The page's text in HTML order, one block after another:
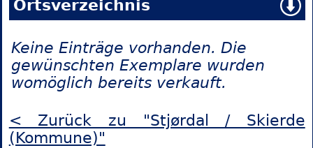
Ortsverzeichnis
Keine Einträge vorhanden. Die
gewünschten Exemplare wurden
womöglich bereits verkauft.
< Zurück zu "Stjørdal / Skierde
(Kommune)"